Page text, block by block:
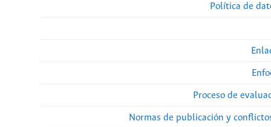
Política de
Proceso de
Normas de publicación y